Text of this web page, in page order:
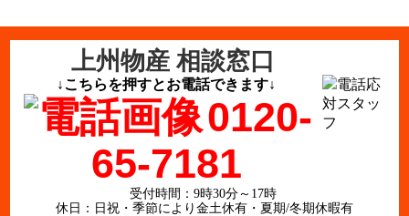
上州物産 相談窓口
↓こちらを押すとお電話できます↓
0120-
65-7181
受付時間：9時30分～17時
休日：日祝・季節により金土休有・夏期/冬期休暇有